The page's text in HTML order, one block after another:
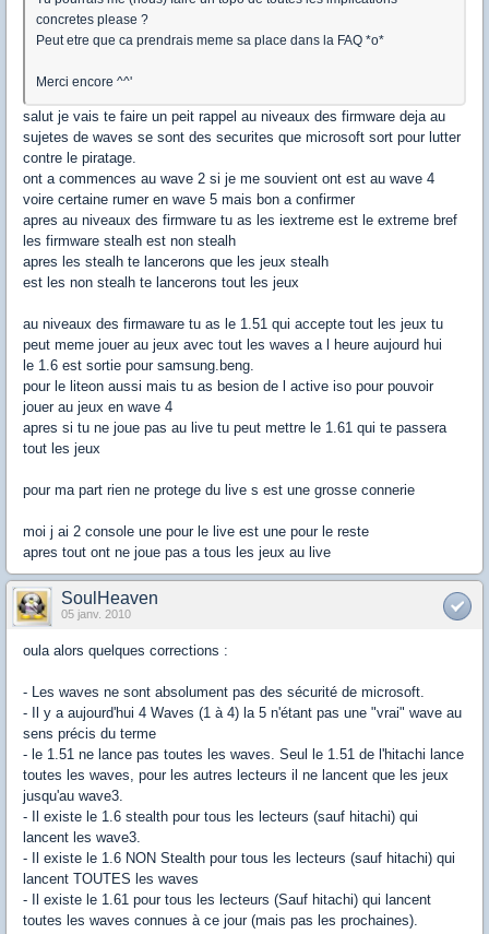
concretes please ?
Peut etre que ca prendrais meme sa place dans la FAQ *o*
Merci encore ^^'
salut je vais te faire un peit rappel au niveaux des firmware deja au
sujetes de waves se sont des securites que microsoft sort pour lutter
contre le piratage.
ont a commences au wave 2 si je me souvient ont est au wave 4
voire certaine rumer en wave 5 mais bon a confirmer
apres au niveaux des firmware tu as les iextreme est le extreme bref
les firmware stealh est non stealh
apres les stealh te lancerons que les jeux stealh
est les non stealh te lancerons tout les jeux
au niveaux des firmaware tu as le 1.51 qui accepte tout les jeux tu
peut meme jouer au jeux avec tout les waves a l heure aujourd hui
le 1.6 est sortie pour samsung.beng.
pour le liteon aussi mais tu as besion de l active iso pour pouvoir
jouer au jeux en wave 4
apres si tu ne joue pas au live tu peut mettre le 1.61 qui te passera
tout les jeux
pour ma part rien ne protege du live s est une grosse connerie
moi j ai 2 console une pour le live est une pour le reste
apres tout ont ne joue pas a tous les jeux au live
SoulHeaven
05 janv. 2010
oula alors quelques corrections :
- Les waves ne sont absolument pas des sécurité de microsoft.
- Il y a aujourd'hui 4 Waves (1 à 4) la 5 n'étant pas une "vrai" wave au
sens précis du terme
- le 1.51 ne lance pas toutes les waves. Seul le 1.51 de l'hitachi lance
toutes les waves, pour les autres lecteurs il ne lancent que les jeux
jusqu'au wave3.
- Il existe le 1.6 stealth pour tous les lecteurs (sauf hitachi) qui
lancent les wave3.
- Il existe le 1.6 NON Stealth pour tous les lecteurs (sauf hitachi) qui
lancent TOUTES les waves
- Il existe le 1.61 pour tous les lecteurs (Sauf hitachi) qui lancent
toutes les waves connues à ce jour (mais pas les prochaines).